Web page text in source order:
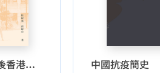
百廢待興：戰後香港重建歷程 中國抗疫簡史